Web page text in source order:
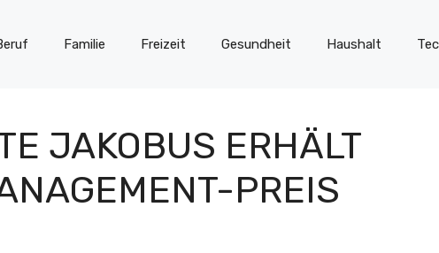
Familie Freizeit Gesundheit Haushalt
JAKOBUS ERHÄLT
PREIS